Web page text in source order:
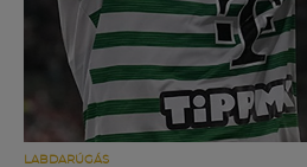
LABDARÚGÁS